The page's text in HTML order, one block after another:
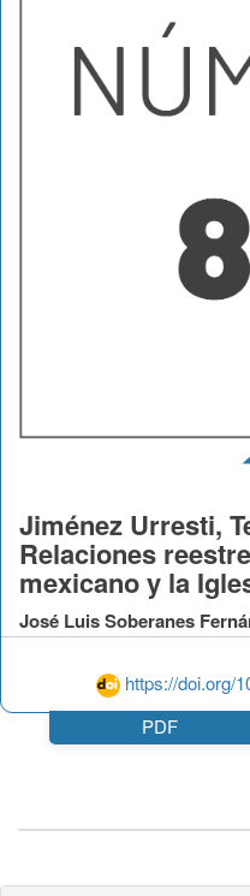
https://doi.org/
Jiménez Urresti,
Relaciones
mexicano y la
José Luis Soberanes
PDF